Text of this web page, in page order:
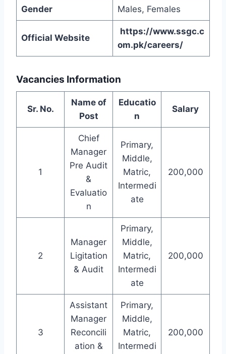
Gender Males, Females
Official Website
https://www.ssgc.c
om.pk/careers/
Vacancies Information
Sr. No.
Name of
Post
Educatio
n
Salary
1
Chief
Manager
Pre Audit
&
Evaluatio
n
Primary,
Middle,
Matric,
Intermedi
ate
200,000
2
Manager
Ligitation
& Audit
Primary,
Middle,
Matric,
Intermedi
ate
200,000
3
Assistant
Manager
Reconcili
ation &
Primary,
Middle,
Matric,
Intermedi
200,000